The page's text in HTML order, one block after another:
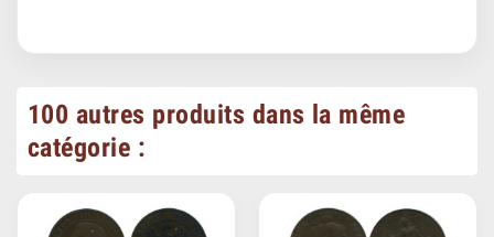
100 autres produits dans la même
catégorie :